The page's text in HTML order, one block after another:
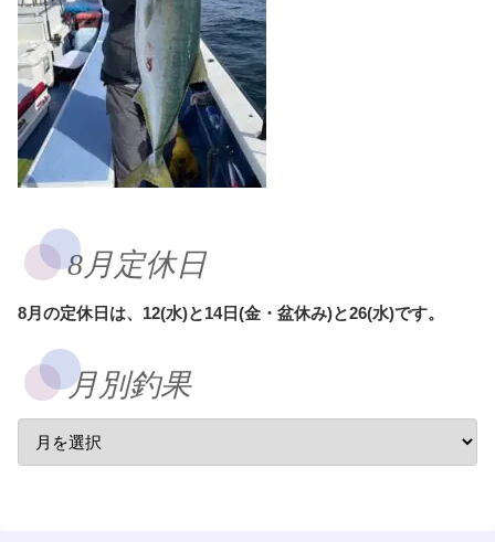
8月定休日
8月の定休日は、12(水)と14日(金・盆休み)と26(水)です。
月別釣果